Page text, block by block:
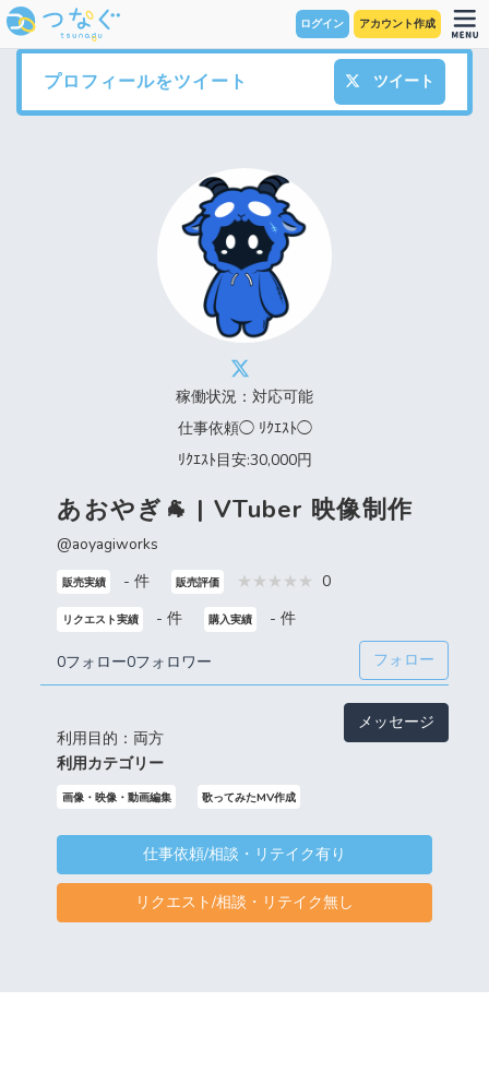
ログイン アカウント作成
プロフィールをツイート ツイート
稼働状況：対応可能
仕事依頼◯ ﾘｸｴｽﾄ◯
ﾘｸｴｽﾄ目安:30,000円
あおやぎ🐐 | VTuber 映像制作
@aoyagiworks
販売実績 - 件 販売評価 0
リクエスト実績 - 件 購入実績 - 件
0フォロー0フォロワー フォロー
利用目的：両方
メッセージ
利用カテゴリー
画像・映像・動画編集 歌ってみたMV作成
仕事依頼/相談・リテイク有り
リクエスト/相談・リテイク無し